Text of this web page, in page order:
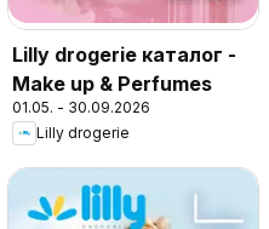
Lilly drogerie каталог -
Make up & Perfumes
01.05. - 30.09.2026
Lilly drogerie